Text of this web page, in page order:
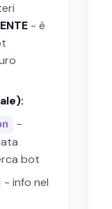
- è
-
bot
- info nel